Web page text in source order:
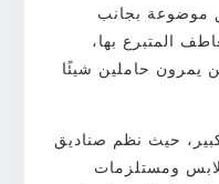
موضوعة بجانب
المتبرع بها،
يمرون حاملين شيئًا
حيث نظم صناديق
ومستلزمات